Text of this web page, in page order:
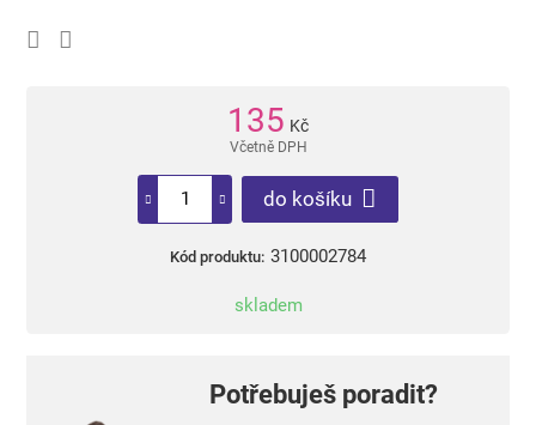
135 Kč
Včetně DPH
do košíku
Kód produktu: 3100002784
skladem
Potřebuješ poradit?